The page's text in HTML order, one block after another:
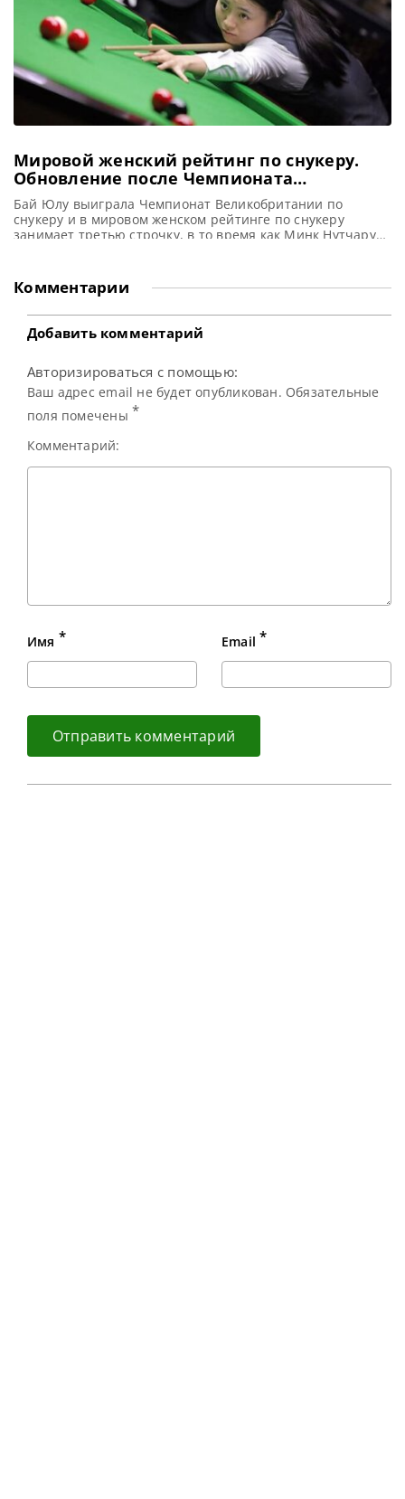
Мировой женский рейтинг по снукеру.
Обновление после Чемпионата
Великобритании среди женщин
Бай Юлу выиграла Чемпионат Великобритании по
снукеру и в мировом женском рейтинге по снукеру
занимает третью строчку, в то время как Минк Нутчарут
одержала победу над Нг Он Йи со счетом 4-2 и второй год
подряд выиграла Чемпионат Великобритании по
Комментарии
Добавить комментарий
Авторизироваться с помощью:
Ваш адрес email не будет опубликован. Обязательные
поля помечены *
Комментарий:
Имя * Email *